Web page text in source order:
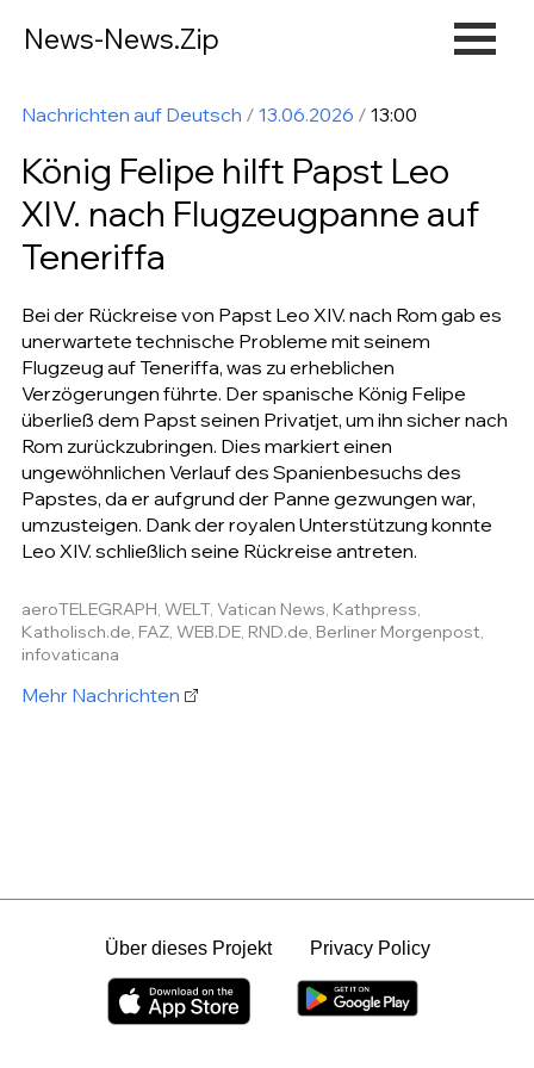
News-News.Zip
Nachrichten auf Deutsch / 13.06.2026 / 13:00
König Felipe hilft Papst Leo
XIV. nach Flugzeugpanne auf
Teneriffa
Bei der Rückreise von Papst Leo XIV. nach Rom gab es
unerwartete technische Probleme mit seinem
Flugzeug auf Teneriffa, was zu erheblichen
Verzögerungen führte. Der spanische König Felipe
überließ dem Papst seinen Privatjet, um ihn sicher nach
Rom zurückzubringen. Dies markiert einen
ungewöhnlichen Verlauf des Spanienbesuchs des
Papstes, da er aufgrund der Panne gezwungen war,
umzusteigen. Dank der royalen Unterstützung konnte
Leo XIV. schließlich seine Rückreise antreten.
aeroTELEGRAPH, WELT, Vatican News, Kathpress,
Katholisch.de, FAZ, WEB.DE, RND.de, Berliner Morgenpost,
infovaticana
Mehr Nachrichten
Über dieses Projekt Privacy Policy